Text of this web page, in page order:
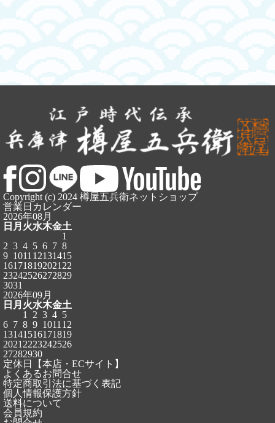
Copyright (c) 2024 樽屋五兵衛ネットショップ
営業日カレンダー
2026年08月
日 月 火水木金土
1
2 3 4 5 6 7 8
9 1011 12131415
161718192021 22
23242526272829
3031
2026年09月
日 月 火水木金土
1
2 3 4 5
6 7 8 9 1011 12
13141516171819
2021 2223242526
27282930
定休日【本店・ECサイト】
よくあるお問合せ
特定商取引法に基づく表記
個人情報保護方針
送料について
会員規約